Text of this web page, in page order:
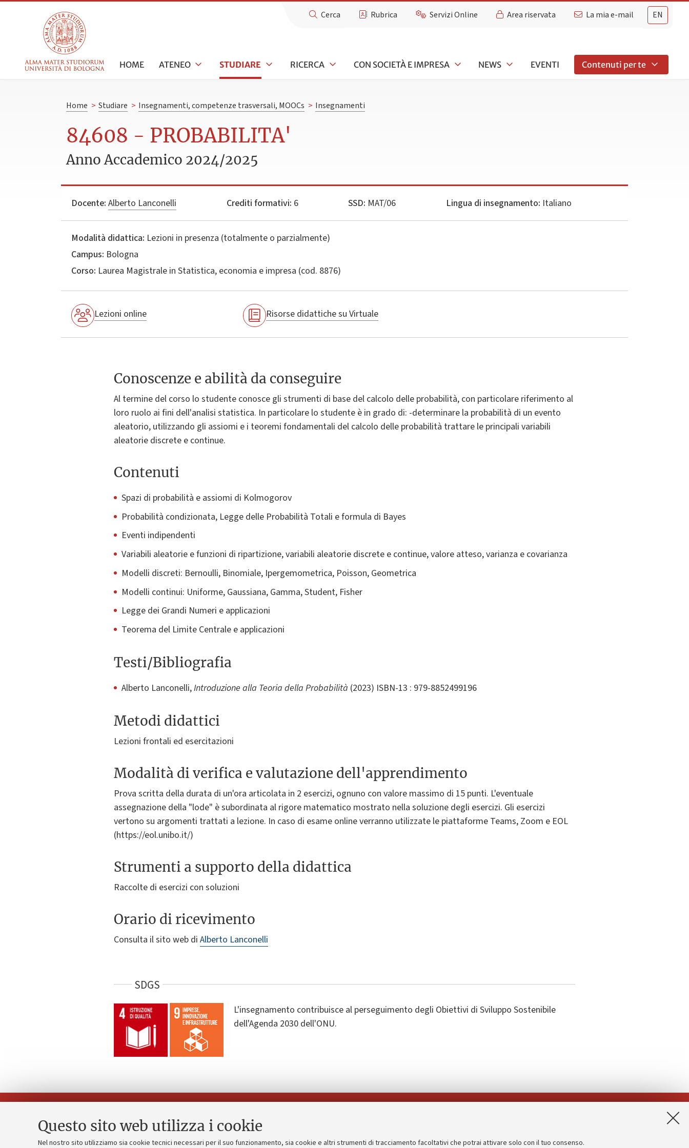
Questo sito web utilizza i cookie
Nel nostro sito utilizziamo sia cookie tecnici necessari per il suo funzionamento, sia cookie e altri strumenti di tracciamento facoltativi che potrai attivare solo con il tuo consenso.
EN
Cerca Rubrica Servizi Online Area riservata La mia e-mail
HOME ATENEO STUDIARE RICERCA CON SOCIETÀ E IMPRESA NEWS EVENTI Contenuti per te
Home > Studiare > Insegnamenti, competenze trasversali, MOOCs > Insegnamenti
84608 - PROBABILITA'
Anno Accademico 2024/2025
Docente: Alberto Lanconelli Crediti formativi: 6 SSD: MAT/06 Lingua di insegnamento: Italiano
Modalità didattica: Lezioni in presenza (totalmente o parzialmente)
Campus: Bologna
Corso: Laurea Magistrale in Statistica, economia e impresa (cod. 8876)
Lezioni online Risorse didattiche su Virtuale
Conoscenze e abilità da conseguire
Al termine del corso lo studente conosce gli strumenti di base del calcolo delle probabilità, con particolare riferimento al
loro ruolo ai fini dell'analisi statistica. In particolare lo studente è in grado di: -determinare la probabilità di un evento
aleatorio, utilizzando gli assiomi e i teoremi fondamentali del calcolo delle probabilità trattare le principali variabili
aleatorie discrete e continue.
Contenuti
Spazi di probabilità e assiomi di Kolmogorov
Probabilità condizionata, Legge delle Probabilità Totali e formula di Bayes
Eventi indipendenti
Variabili aleatorie e funzioni di ripartizione, variabili aleatorie discrete e continue, valore atteso, varianza e covarianza
Modelli discreti: Bernoulli, Binomiale, Ipergemometrica, Poisson, Geometrica
Modelli continui: Uniforme, Gaussiana, Gamma, Student, Fisher
Legge dei Grandi Numeri e applicazioni
Teorema del Limite Centrale e applicazioni
Testi/Bibliografia
Alberto Lanconelli,Introduzione alla Teoria della Probabilità (2023) ISBN-13 : 979-8852499196
Metodi didattici
Lezioni frontali ed esercitazioni
Modalità di verifica e valutazione dell'apprendimento
Prova scritta della durata di un'ora articolata in 2 esercizi, ognuno con valore massimo di 15 punti. L'eventuale
assegnazione della "lode" è subordinata al rigore matematico mostrato nella soluzione degli esercizi. Gli esercizi
vertono su argomenti trattati a lezione. In caso di esame online verranno utilizzate le piattaforme Teams, Zoom e EOL
(https://eol.unibo.it/)
Strumenti a supporto della didattica
Raccolte di esercizi con soluzioni
Orario di ricevimento
Consulta il sito web di Alberto Lanconelli
SDGS
L'insegnamento contribuisce al perseguimento degli Obiettivi di Sviluppo Sostenibile
dell'Agenda 2030 dell'ONU.